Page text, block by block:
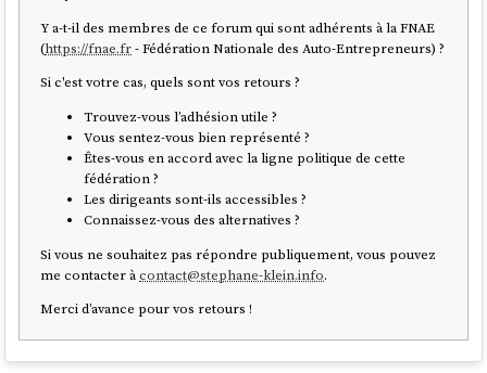
Y a-t-il des membres de ce forum qui sont adhérents à la FNAE
(https://fnae.fr- Fédération Nationale des Auto-Entrepreneurs) ?
Si c'est votre cas, quels sont vos retours ?
Trouvez-vous l’adhésion utile ?
Vous sentez-vous bien représenté ?
Êtes-vous en accord avec la ligne politique de cette
fédération ?
Les dirigeants sont-ils accessibles ?
Connaissez-vous des alternatives ?
Si vous ne souhaitez pas répondre publiquement, vous pouvez
me contacter àcontact@stephane-klein.info.
Merci d’avance pour vos retours !